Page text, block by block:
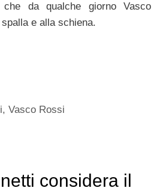
che da qualche giorno Vasco
e alla schiena.
,Vasco Rossi
considera il